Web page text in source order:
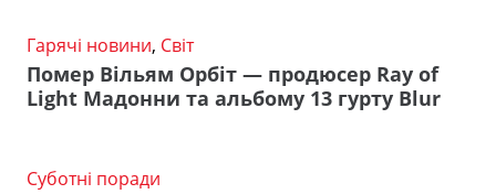
Гарячі новини, Світ
Помер Вільям Орбіт — продюсер Ray of
Light Мадонни та альбому 13 гурту Blur
Суботні поради